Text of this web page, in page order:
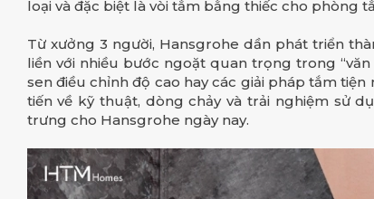
loại và đặc biệt là vòi tắm bằng thiếc cho phòng
Từ xưởng 3 người, Hansgrohe dần phát triển
liền với nhiều bước ngoặt quan trọng trong
sen điều chỉnh độ cao hay các giải pháp tắm
tiến về kỹ thuật, dòng chảy và trải nghiệm sử
trưng cho Hansgrohe ngày nay.